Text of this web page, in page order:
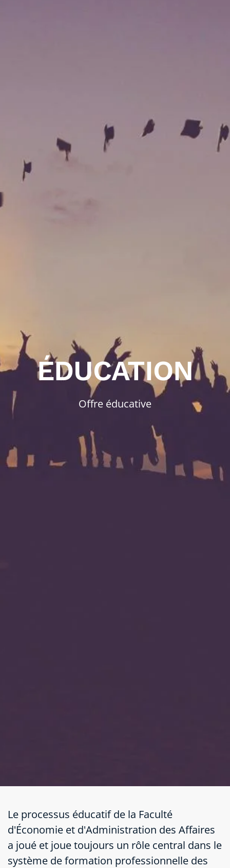
ÉDUCATION
Offre éducative
Le processus éducatif de la Faculté
d'Économie et d'Administration des Affaires
a joué et joue toujours un rôle central dans le
système de formation professionnelle des